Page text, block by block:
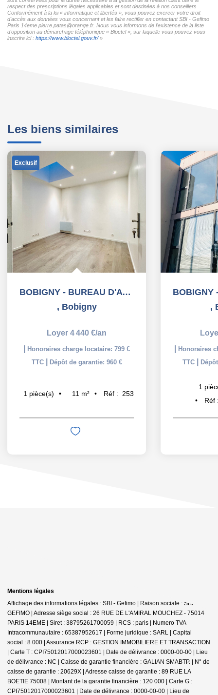
respect des prescriptions légales applicables et sont destinées à nos conseillers
Conformément à la loi « informatique et libertés », vous pouvez exercer votre droit
d'accès aux données vous concernant et les faire rectifier en contactant SBI - Gefimo
Paris 14eme pierre.patas@orange.fr. Nous vous informons de l'existence de la liste
d'opposition au démarchage téléphonique « Bloctel », sur laquelle vous pouvez vous
inscrire ici : https://www.bloctel.gouv.fr/»
Les biens similaires
Exclusif
BOBIGNY - BUREAU D'AVOCAT - 11,37 m2
, Bobigny
Loyer 4 440 €/an
Honoraires charge locataire: 799 €
TTC
Dépôt de garantie: 960 €
1 pièce(s) 11 m² Réf : 253
,
Honoraires
TTC
1
Réf
Mentions légales
Affichage des informations légales : SBI - Gefimo | Raison sociale : SBI
GEFIMO | Adresse siège social : 26 RUE DE L'AMIRAL MOUCHEZ - 75014
PARIS 14EME | Siret : 38795261700059 | RCS : paris | Numero TVA
Intracommunautaire : 65387952617 | Forme juridique : SARL | Capital
social : 8 000 | Assurance RCP : GESTION IMMOBILIERE ET TRANSACTION
| Carte T : CPI75012017000023601 | Date de délivrance : 0000-00-00 | Lieu
de délivrance : NC | Caisse de garantie financière : GALIAN SMABTP. | N° de
caisse de garantie : 20629X | Adresse caisse de garantie : 89 RUE LA
BOETIE 75008 | Montant de la garantie financière : 120 000 | Carte G :
CPI75012017000023601 | Date de délivrance : 0000-00-00 | Lieu de